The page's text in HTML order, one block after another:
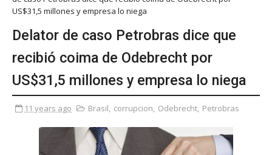
US$31,5 millones y empresa lo niega
Delator de caso Petrobras dice que
recibió coima de Odebrecht por
US$31,5 millones y empresa lo niega
11 years ago Brasil, corrupcion, Odebrecht, Petrobras